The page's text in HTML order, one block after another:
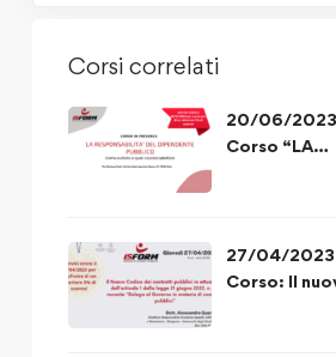
Corsi correlati
20/06/2023
Corso “LA
27/04/
Corso: Il